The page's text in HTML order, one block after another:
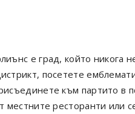
е град, който никога
посетете
към партито в
ресторанти или